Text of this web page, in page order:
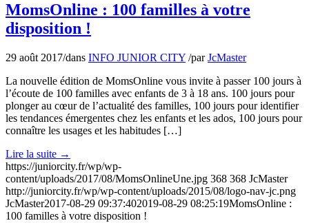
MomsOnline : 100 familles à votre
disposition !
29 août 2017/dans INFO JUNIOR CITY /parJcMaster
La nouvelle édition de MomsOnline vous invite à passer 100 jours à
l’écoute de 100 familles avec enfants de 3 à 18 ans. 100 jours pour
plonger au cœur de l’actualité des familles, 100 jours pour identifier
les tendances émergentes chez les enfants et les ados, 100 jours pour
connaître les usages et les habitudes […]
Lire la suite →
https://juniorcity.fr/wp/wp-
content/uploads/2017/08/MomsOnlineUne.jpg 368 368 JcMaster
http://juniorcity.fr/wp/wp-content/uploads/2015/08/logo-nav-jc.png
JcMaster2017-08-29 09:37:402019-08-29 08:25:19MomsOnline :
100 familles à votre disposition !